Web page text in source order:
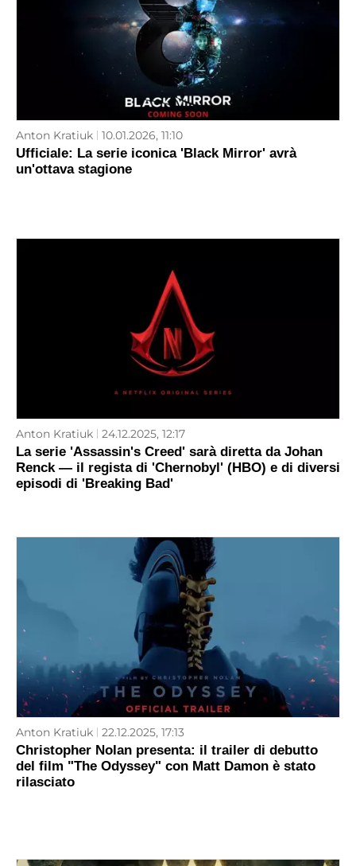
Anton Kratiuk 10.01.2026, 11:10
Ufficiale: La serie iconica 'Black Mirror' avrà
un'ottava stagione
Anton Kratiuk 24.12.2025, 12:17
La serie 'Assassin's Creed' sarà diretta da Johan
Renck — il regista di 'Chernobyl' (HBO) e di diversi
episodi di 'Breaking Bad'
Anton Kratiuk 22.12.2025, 17:13
Christopher Nolan presenta: il trailer di debutto
del film "The Odyssey" con Matt Damon è stato
rilasciato